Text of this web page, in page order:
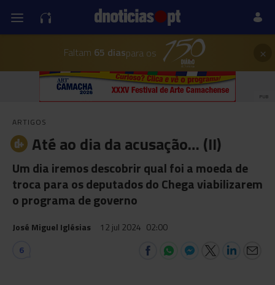
Faltam 65 diaspara os ×
PUB
ARTIGOS
Até ao dia da acusação… (II)
Um dia iremos descobrir qual foi a moeda de
troca para os deputados do Chega viabilizarem
o programa de governo
José Miguel Iglésias 12 jul 2024 02:00
6